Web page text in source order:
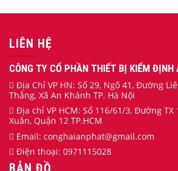
LIÊN HỆ
CÔNG TY CỔ PHẦN THIẾT BỊ KIỂM ĐỊNH
Địa Chỉ VP HN: Số 29, Ngõ 41, Đường
Thắng, Xã An Khánh TP. Hà Nội
Địa chỉ VP HCM: Số 116/61/3, Đường TX
Xuân, Quận 12 TP.HCM
Email: conghaianphat@gmail.com
Điện thoại: 0971115028
BẢN ĐỒ